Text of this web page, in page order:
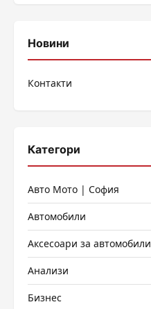
Новини
Контакти
Категори
Авто Мото | София
Автомобили
Аксесоари за автомобили
Анализи
Бизнес